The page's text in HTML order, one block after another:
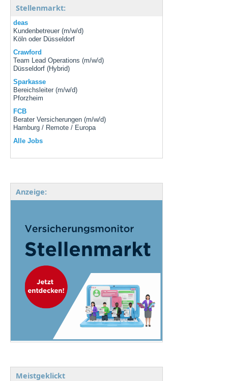
Stellenmarkt:
deas
Kundenbetreuer (m/w/d)
Köln oder Düsseldorf
Crawford
Team Lead Operations (m/w/d)
Düsseldorf (Hybrid)
Sparkasse
Bereichsleiter (m/w/d)
Pforzheim
FCB
Berater Versicherungen (m/w/d)
Hamburg / Remote / Europa
Alle Jobs
Anzeige:
Meistgeklickt